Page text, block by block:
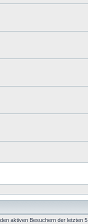
aktiven Besuchern der letzten